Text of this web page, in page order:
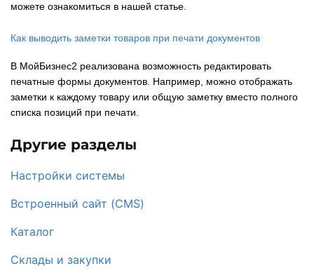
можете ознакомиться в нашей статье.
Как выводить заметки товаров при печати документов
В МойБизнес2 реализована возможность редактировать
печатные формы документов. Например, можно отображать
заметки к каждому товару или общую заметку вместо полного
списка позиций при печати.
Другие разделы
Настройки системы
Встроенный сайт (CMS)
Каталог
Склады и закупки